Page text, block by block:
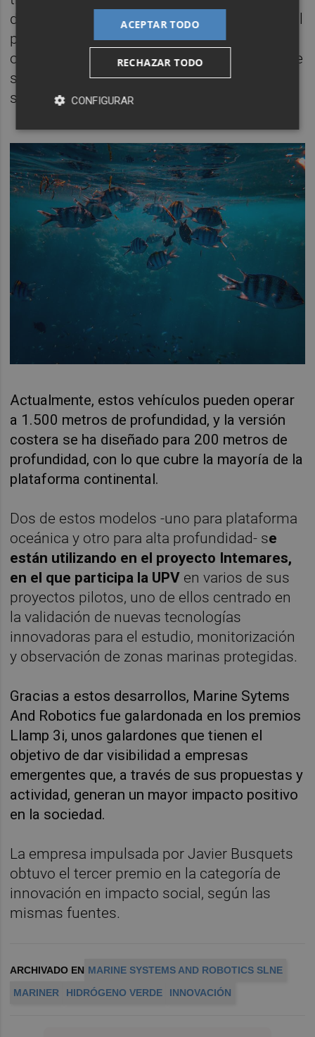
de requerimientos, maniobrar de manera ágil
para posicionarse y poder realizar
operaciones de todo tipo, adaptadas a lo que
se requiera, tanto en inmersión como en
superficie".
Actualmente, estos vehículos pueden operar
a 1.500 metros de profundidad, y la versión
costera se ha diseñado para 200 metros de
profundidad, con lo que cubre la mayoría de la
plataforma continental.
Dos de estos modelos -uno para plataforma
oceánica y otro para alta profundidad- se
están utilizando en el proyecto Intemares,
en el que participa la UPV en varios de sus
proyectos pilotos, uno de ellos centrado en
la validación de nuevas tecnologías
innovadoras para el estudio, monitorización
y observación de zonas marinas protegidas.
Gracias a estos desarrollos, Marine Sytems
And Robotics fue galardonada en los premios
Llamp 3i, unos galardones que tienen el
objetivo de dar visibilidad a empresas
emergentes que, a través de sus propuestas y
actividad, generan un mayor impacto positivo
en la sociedad.
La empresa impulsada por Javier Busquets
obtuvo el tercer premio en la categoría de
innovación en impacto social, según las
mismas fuentes.
ARCHIVADO EN MARINE SYSTEMS AND ROBOTICS SLNE
MARINER
HIDRÓGENO VERDE INNOVACIÓN
ACEPTAR TODO
RECHAZAR TODO
CONFIGURAR